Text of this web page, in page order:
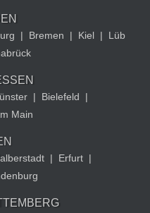
| Bremen | Kiel |
Lüb
| Bielefeld
|
Main
| Erfurt |